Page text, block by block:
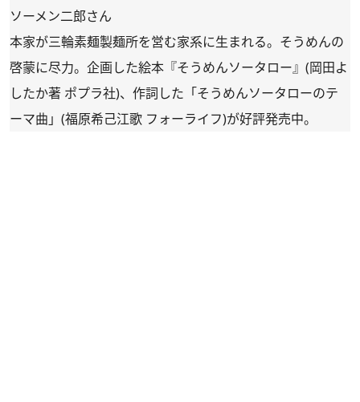
ソーメン二郎さん
本家が三輪素麺製麺所を営む家系に生まれる。そうめんの
啓蒙に尽力。企画した絵本『そうめんソータロー』(岡田よ
したか著 ポプラ社)、作詞した「そうめんソータローのテ
ーマ曲」(福原希己江歌 フォーライフ)が好評発売中。